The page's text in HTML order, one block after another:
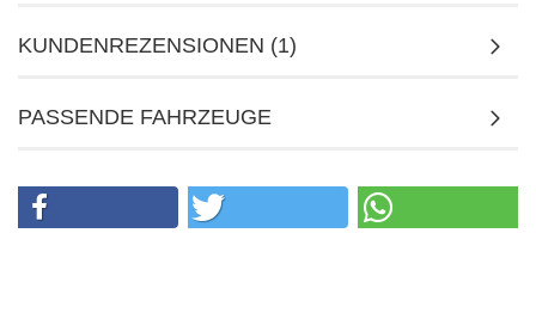
KUNDENREZENSIONEN (1)
PASSENDE FAHRZEUGE